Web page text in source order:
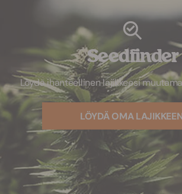
Seedfinder
Löydä ihanteellinen lajikkeesi
LÖYDÄ OMA